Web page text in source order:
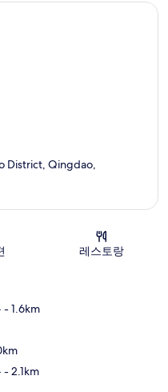
District, Qingdao,
레스토랑
- 1.6km
- 2.1km